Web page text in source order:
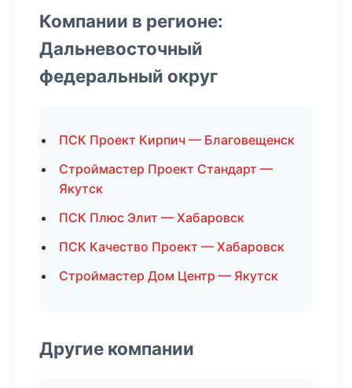
Компании в регионе:
Дальневосточный
федеральный округ
ПСК Проект Кирпич — Благовещенск
Строймастер Проект Стандарт —
Якутск
ПСК Плюс Элит — Хабаровск
ПСК Качество Проект — Хабаровск
Строймастер Дом Центр — Якутск
Другие компании